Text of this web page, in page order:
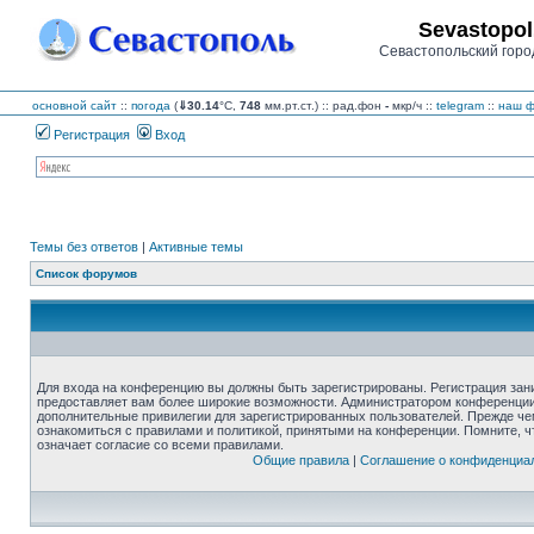
Севастопольский
основной сайт :: погода (⇓30.14°C, 748 мм.рт.ст.) :: рад.фон - мкр/ч :: telegram :: наш
Регистрация Вход
Темы без ответов | Активные темы
Список форумов
Для входа на конференцию вы должны быть зарегистрированы. Регистрация
предоставляет вам более широкие возможности. Администратором
дополнительные привилегии для зарегистрированных пользователей. Прежде
ознакомиться с правилами и политикой, принятыми на конференции. Помните,
означает согласие со всеми правилами.
Общие правила| Соглашение о